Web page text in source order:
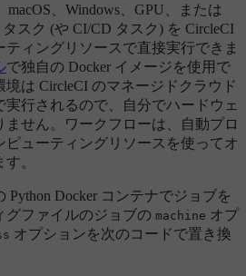
、Windows、GPU、または
スク (や CI/CD タスク) を CircleCI
ィングリソースで直接実行できま
で独自の Docker イメージを使用で
は CircleCI のマネージドクラウド
実行されるので、自分でハードウェ
せん。ワークフローは、自動プロ
ピューティングリソースを使ってオ
。
Python Docker コンテナでジョブを
グファイルのジョブの machine オプ
オプションを次のコードで置き換